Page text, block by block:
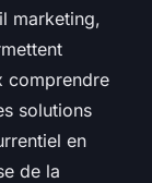
marketing,
comprendre
solutions
en
de la